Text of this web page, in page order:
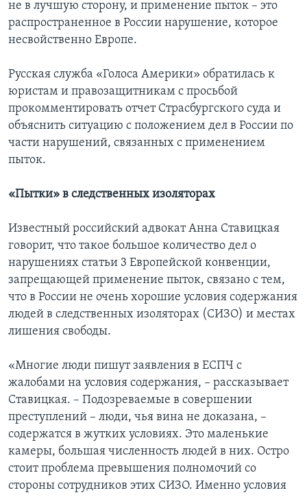
не в лучшую сторону, и применение пыток – это
распространенное в России нарушение, которое
несвойственно Европе.
Русская служба «Голоса Америки» обратилась к
юристам и правозащитникам с просьбой
прокомментировать отчет Страсбургского суда и
объяснить ситуацию с положением дел в России по
части нарушений, связанных с применением
пыток.
«Пытки» в следственных изоляторах
Известный российский адвокат Анна Ставицкая
говорит, что такое большое количество дел о
нарушениях статьи 3 Европейской конвенции,
запрещающей применение пыток, связано с тем,
что в России не очень хорошие условия содержания
людей в следственных изоляторах (СИЗО) и местах
лишения свободы.
«Многие люди пишут заявления в ЕСПЧ с
жалобами на условия содержания, – рассказывает
Ставицкая. – Подозреваемые в совершении
преступлений – люди, чья вина не доказана, –
содержатся в жутких условиях. Это маленькие
камеры, большая численность людей в них. Остро
стоит проблема превышения полномочий со
стороны сотрудников этих СИЗО. Именно условия